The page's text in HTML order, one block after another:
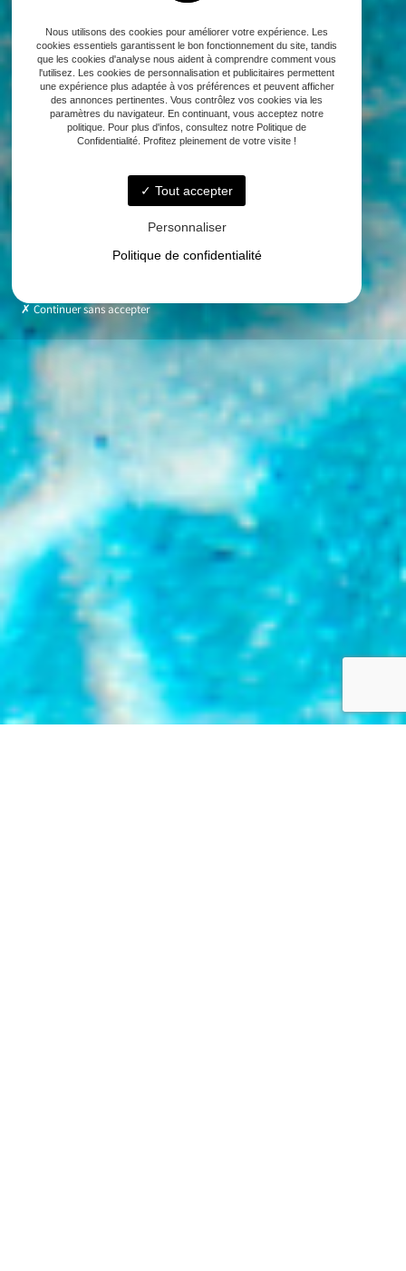
Nous utilisons des cookies pour améliorer votre expérience. Les
cookies essentiels garantissent le bon fonctionnement du site, tandis
que les cookies d'analyse nous aident à comprendre comment vous
l'utilisez. Les cookies de personnalisation et publicitaires permettent
une expérience plus adaptée à vos préférences et peuvent afficher
des annonces pertinentes. Vous contrôlez vos cookies via les
paramètres du navigateur. En continuant, vous acceptez notre
politique. Pour plus d'infos, consultez notre Politique de
Confidentialité. Profitez pleinement de votre visite !
Tout accepter
Personnaliser
Politique de confidentialité
Continuer sans accepter